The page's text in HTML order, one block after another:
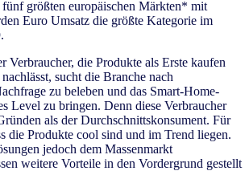
größten europäischen Märkten* mit
Euro Umsatz die größte Kategorie im
Verbraucher, die Produkte als Erste kaufen
sucht die Branche nach
zu beleben und das Smart-Home-
Level zu bringen. Denn diese Verbraucher
als der Durchschnittskonsument. Für
die Produkte cool sind und im Trend liegen.
jedoch dem Massenmarkt
weitere Vorteile in den Vordergrund gestellt